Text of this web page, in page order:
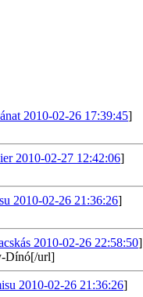
2010-02-26 17:39:45]
2010-02-27 12:42:06]
2010-02-26 21:36:26]
2010-02-26 22:58:50]
Dínó[/url]
2010-02-26 21:36:26]